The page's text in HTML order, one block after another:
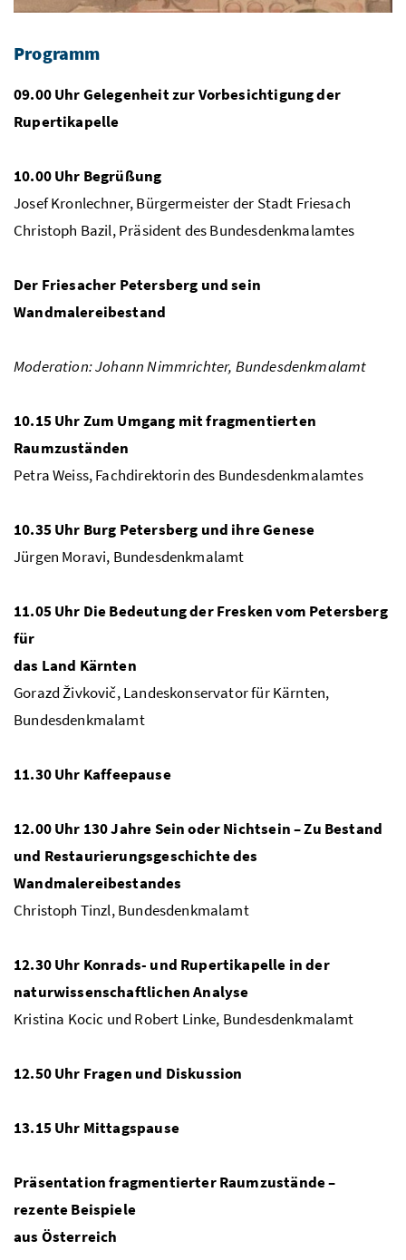
Programm
09.00 Uhr Gelegenheit zur Vorbesichtigung der
Rupertikapelle
10.00 Uhr Begrüßung
Josef Kronlechner, Bürgermeister der Stadt Friesach
Christoph Bazil, Präsident des Bundesdenkmalamtes
Der Friesacher Petersberg und sein
Wandmalereibestand
Moderation: Johann Nimmrichter, Bundesdenkmalamt
10.15 Uhr Zum Umgang mit fragmentierten
Raumzuständen
Petra Weiss, Fachdirektorin des Bundesdenkmalamtes
10.35 Uhr Burg Petersberg und ihre Genese
Jürgen Moravi, Bundesdenkmalamt
11.05 Uhr Die Bedeutung der Fresken vom Petersberg
für
das Land Kärnten
Gorazd Živkovič, Landeskonservator für Kärnten,
Bundesdenkmalamt
11.30Uhr Kaffeepause
12.00Uhr 130 Jahre Sein oder Nichtsein – Zu Bestand
und Restaurierungsgeschichte des
Wandmalereibestandes
Christoph Tinzl, Bundesdenkmalamt
12.30 Uhr Konrads- und Rupertikapelle in der
naturwissenschaftlichen Analyse
Kristina Kocic und Robert Linke, Bundesdenkmalamt
12.50Uhr Fragen und Diskussion
13.15Uhr Mittagspause
Präsentation fragmentierter Raumzustände –
rezente Beispiele
aus Österreich